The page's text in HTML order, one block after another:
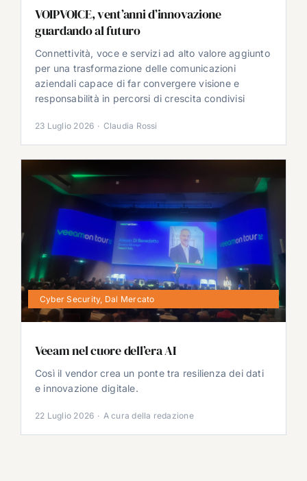
VOIPVOICE, vent’anni d’innovazione
guardando al futuro
Connettività, voce e servizi ad alto valore aggiunto
per una trasformazione delle comunicazioni
aziendali capace di far convergere visione e
responsabilità in percorsi di crescita condivisi
23 Luglio 2026 · Claudia Rossi
Cyber Security, Dal Mercato
Veeam nel cuore dell’era AI
Così il vendor crea un ponte tra resilienza dei dati
e innovazione digitale.
22 Luglio 2026 · A cura della redazione